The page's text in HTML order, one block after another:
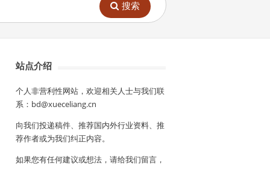
搜索
站点介绍
个人非营利性网站，欢迎相关人士与我们联
系：bd@xueceliang.cn
向我们投递稿件、推荐国内外行业资料、推
荐作者或为我们纠正内容。
如果您有任何建议或想法，请给我们留言，